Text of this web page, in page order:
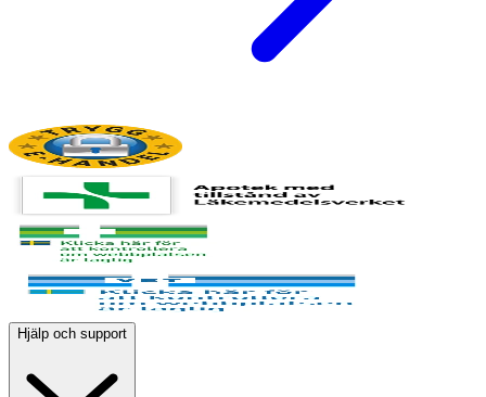
Hjälp och support